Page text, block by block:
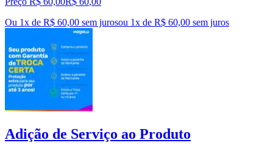
Ou 1x de R$ 60,00 sem jurosou 1x de R$ 60,00 sem juros
Adição de Serviço ao Produto